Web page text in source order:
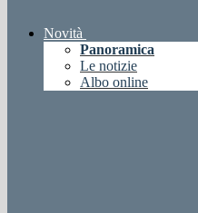
Novità
Panoramica
Le notizie
Albo online